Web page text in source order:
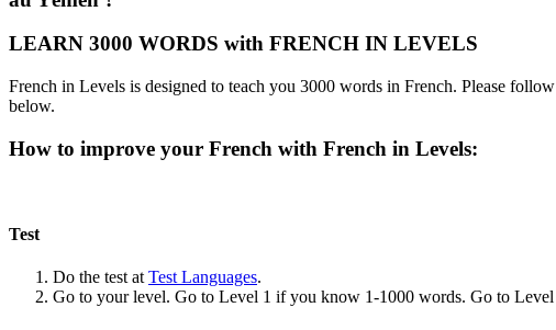
LEARN 3000 WORDS with FRENCH IN LEVELS
French in Levels is designed to teach you 3000 words in French. Please
below.
How to improve your French with French in Levels:
Test
Do the test at Test Languages.
Go to your level. Go to Level 1 if you know 1-1000 words. Go to